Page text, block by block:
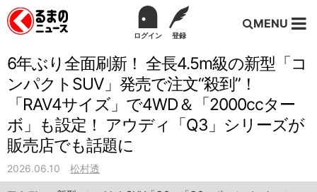
ログイン 登録
MENU
6年ぶり全面刷新！ 全長4.5m級の新型「コ
ンパクトSUV」発売で注文“殺到”！
「RAV4サイズ」で4WD＆「2000ccター
ボ」も設定！ アウディ「Q3」シリーズが
販売店でも話題に
2026.06.10 松村透